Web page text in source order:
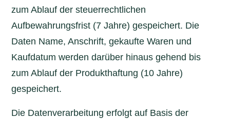
zum Ablauf der steuerrechtlichen
Aufbewahrungsfrist (7 Jahre) gespeichert. Die
Daten Name, Anschrift, gekaufte Waren und
Kaufdatum werden darüber hinaus gehend bis
zum Ablauf der Produkthaftung (10 Jahre)
gespeichert.
Die Datenverarbeitung erfolgt auf Basis der